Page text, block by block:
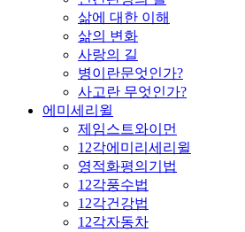
삶에 대한 이해
삶의 변화
사랑의 길
병이란문엇인가?
사고란 무엇인가?
에미세리윌
제임스트와이먼
12각에미리세리윌
영적화평의기법
12각풍수법
12각건강법
12각자동차